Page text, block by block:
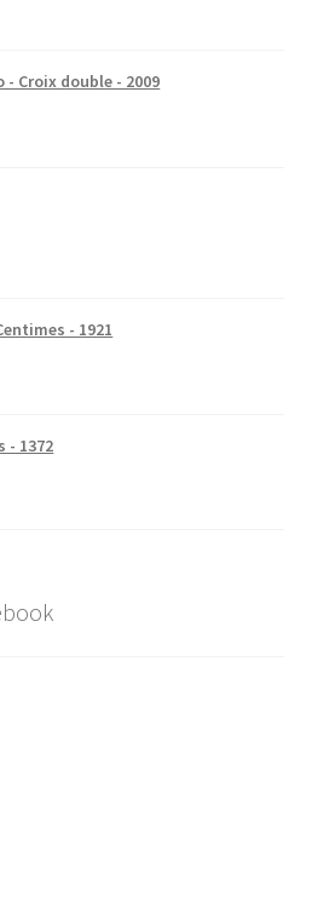
- Croix double - 2009
- 1921
- 1372